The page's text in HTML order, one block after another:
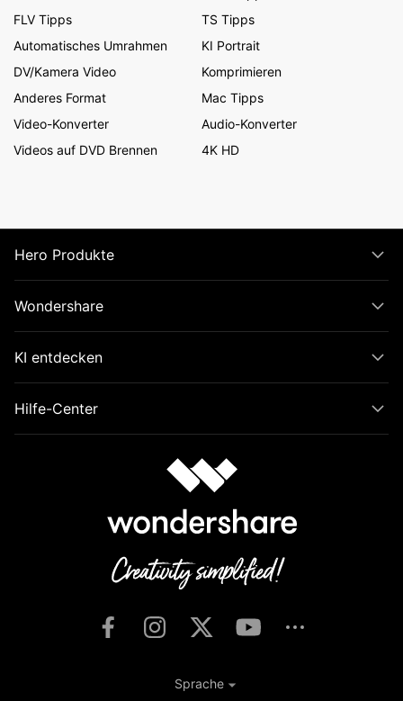
FLV Tipps
TS Tipps
Automatisches Umrahmen
KI Portrait
DV/Kamera Video
Komprimieren
Anderes Format
Mac Tipps
Video-Konverter
Audio-Konverter
Videos auf DVD Brennen
4K HD
Hero Produkte
Wondershare
KI entdecken
Hilfe-Center
Sprache